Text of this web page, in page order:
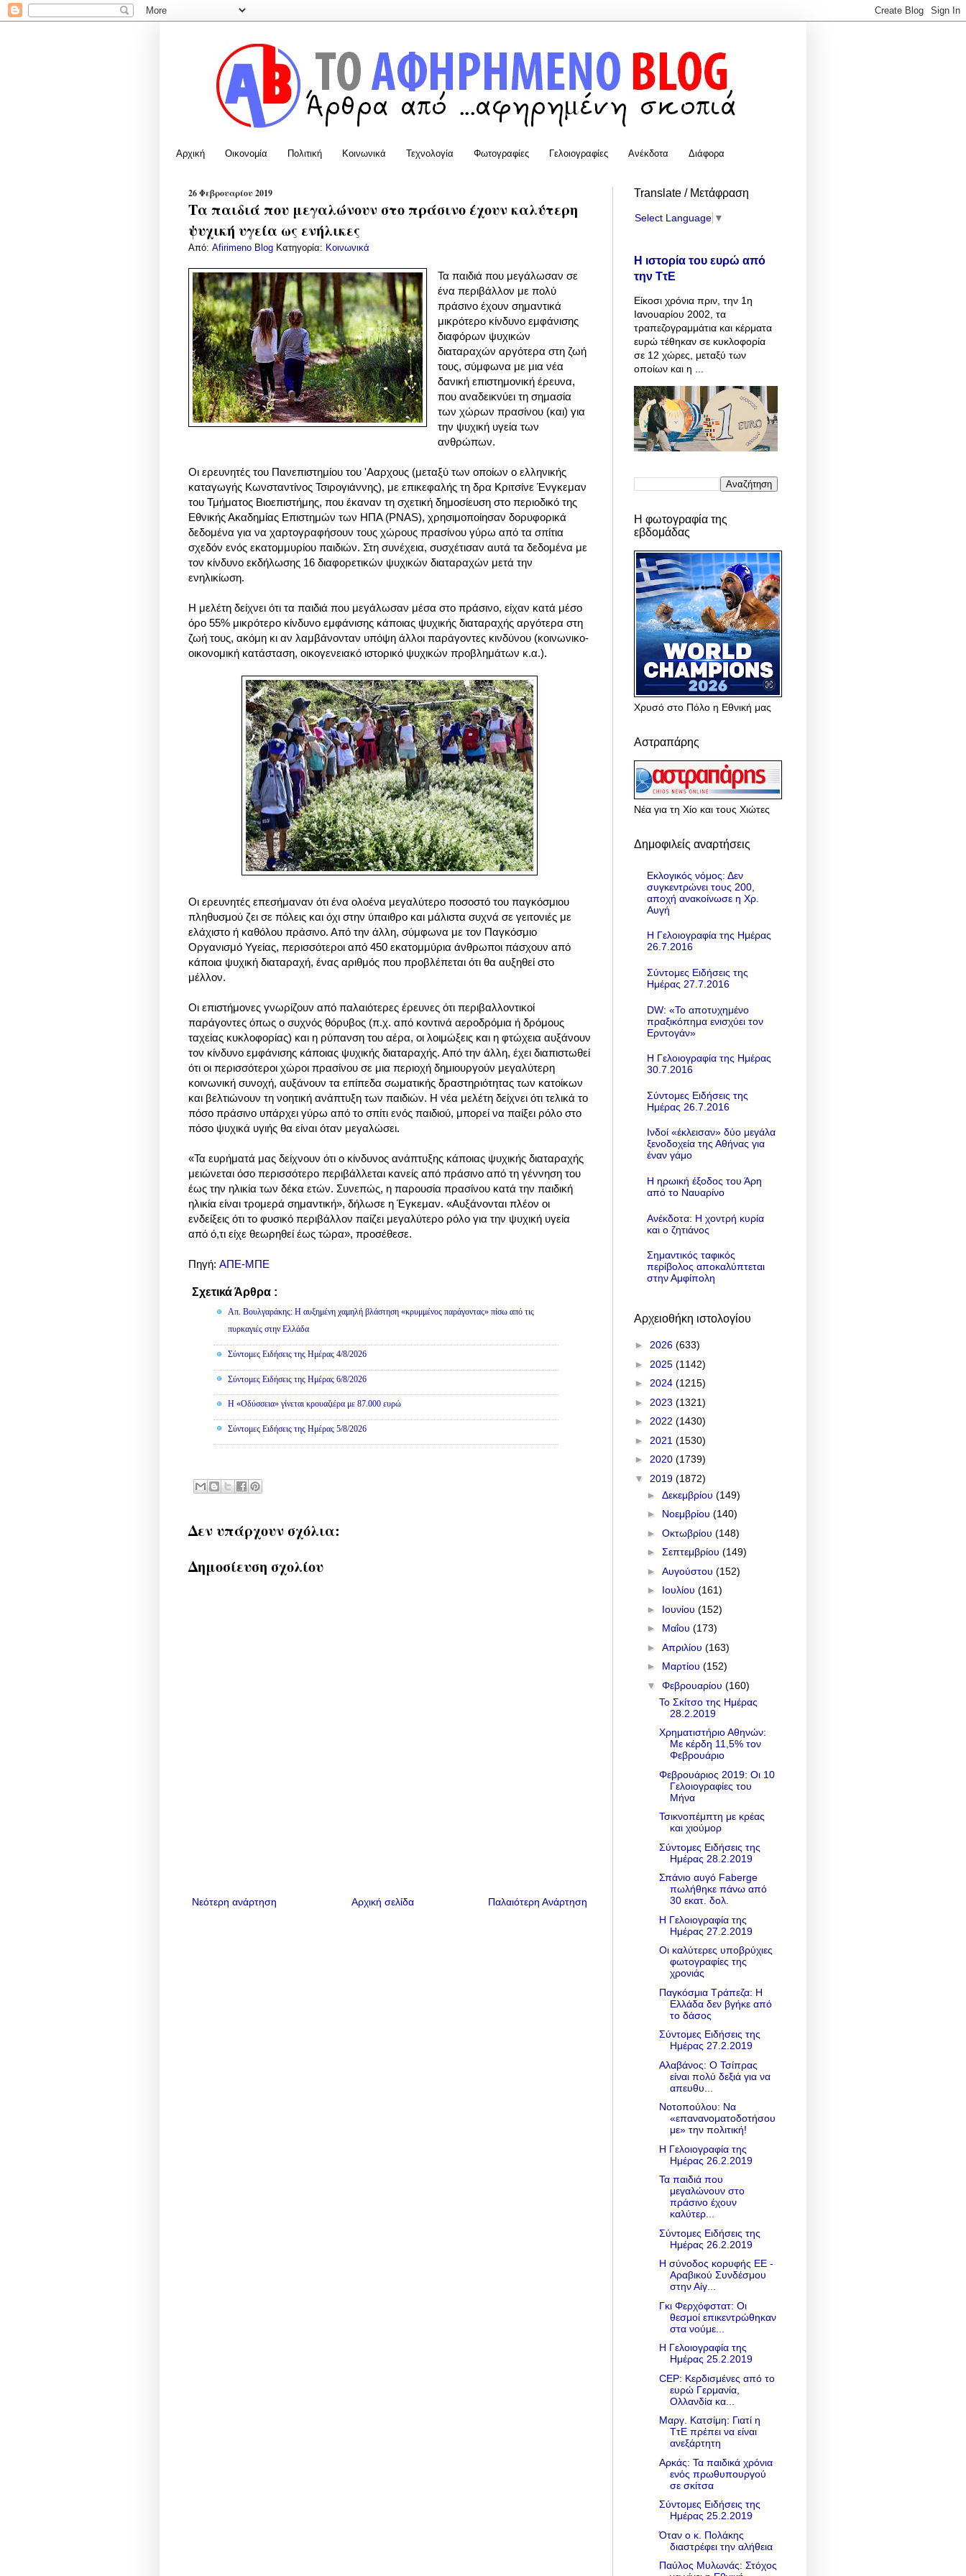
Αρχική Οικονομία Πολιτική Κοινωνικά Τεχνολογία Φωτογραφίες Γελοιογραφίες Ανέκδοτα Διάφορα
26 Φεβρουαρίου 2019
Τα παιδιά που μεγαλώνουν στο πράσινο έχουν καλύτερη
ψυχική υγεία ως ενήλικες
Από: Afirimeno Blog Κατηγορία: Κοινωνικά
Τα παιδιά που μεγάλωσαν σε
ένα περιβάλλον με πολύ
πράσινο έχουν σημαντικά
μικρότερο κίνδυνο εμφάνισης
διαφόρων ψυχικών
διαταραχών αργότερα στη ζωή
τους, σύμφωνα με μια νέα
δανική επιστημονική έρευνα,
που αναδεικνύει τη σημασία
των χώρων πρασίνου (και) για
την ψυχική υγεία των
ανθρώπων.
Οι ερευνητές του Πανεπιστημίου του 'Ααρχους (μεταξύ των οποίων ο ελληνικής
καταγωγής Κωνσταντίνος Τσιρογιάννης), με επικεφαλής τη δρα Κριτσίνε Ένγκεμαν
του Τμήματος Βιοεπιστήμης, που έκαναν τη σχετική δημοσίευση στο περιοδικό της
Εθνικής Ακαδημίας Επιστημών των ΗΠΑ (PNAS), χρησιμοποίησαν δορυφορικά
δεδομένα για να χαρτογραφήσουν τους χώρους πρασίνου γύρω από τα σπίτια
σχεδόν ενός εκατομμυρίου παιδιών. Στη συνέχεια, συσχέτισαν αυτά τα δεδομένα με
τον κίνδυνο εκδήλωσης 16 διαφορετικών ψυχικών διαταραχών μετά την
ενηλικίωση.
Η μελέτη δείχνει ότι τα παιδιά που μεγάλωσαν μέσα στο πράσινο, είχαν κατά μέσο
όρο 55% μικρότερο κίνδυνο εμφάνισης κάποιας ψυχικής διαταραχής αργότερα στη
ζωή τους, ακόμη κι αν λαμβάνονταν υπόψη άλλοι παράγοντες κινδύνου (κοινωνικο-
οικονομική κατάσταση, οικογενειακό ιστορικό ψυχικών προβλημάτων κ.α.).
Οι ερευνητές επεσήμαναν ότι ένα ολοένα μεγαλύτερο ποσοστό του παγκόσμιου
πληθυσμού ζει σε πόλεις και όχι στην ύπαιθρο και μάλιστα συχνά σε γειτονιές με
ελάχιστο ή καθόλου πράσινο. Από την άλλη, σύμφωνα με τον Παγκόσμιο
Οργανισμό Υγείας, περισσότεροι από 450 εκατομμύρια άνθρωποι πάσχουν από
κάποια ψυχική διαταραχή, ένας αριθμός που προβλέπεται ότι θα αυξηθεί στο
μέλλον.
Οι επιστήμονες γνωρίζουν από παλαιότερες έρευνες ότι περιβαλλοντικοί
παράγοντες όπως ο συχνός θόρυβος (π.χ. από κοντινά αεροδρόμια ή δρόμους
ταχείας κυκλοφορίας) και η ρύπανση του αέρα, οι λοιμώξεις και η φτώχεια αυξάνουν
τον κίνδυνο εμφάνισης κάποιας ψυχικής διαταραχής. Από την άλλη, έχει διαπιστωθεί
ότι οι περισσότεροι χώροι πρασίνου σε μια περιοχή δημιουργούν μεγαλύτερη
κοινωνική συνοχή, αυξάνουν τα επίπεδα σωματικής δραστηριότητας των κατοίκων
και βελτιώνουν τη νοητική ανάπτυξη των παιδιών. Η νέα μελέτη δείχνει ότι τελικά το
πόσο πράσινο υπάρχει γύρω από το σπίτι ενός παιδιού, μπορεί να παίξει ρόλο στο
πόσο ψυχικά υγιής θα είναι όταν μεγαλώσει.
«Τα ευρήματά μας δείχνουν ότι ο κίνδυνος ανάπτυξης κάποιας ψυχικής διαταραχής
μειώνεται όσο περισσότερο περιβάλλεται κανείς από πράσινο από τη γέννηση του
έως την ηλικία των δέκα ετών. Συνεπώς, η παρουσία πρασίνου κατά την παιδική
ηλικία είναι τρομερά σημαντική», δήλωσε η Έγκεμαν. «Αυξάνονται πλέον οι
ενδείξεις ότι το φυσικό περιβάλλον παίζει μεγαλύτερο ρόλο για την ψυχική υγεία
από ό,τι είχε θεωρηθεί έως τώρα», προσέθεσε.
Πηγή: ΑΠΕ-ΜΠΕ
Σχετικά Άρθρα :
Απ. Βουλγαράκης: Η αυξημένη χαμηλή βλάστηση «κρυμμένος παράγοντας» πίσω από τις
πυρκαγιές στην Ελλάδα
Σύντομες Ειδήσεις της Ημέρας 4/8/2026
Σύντομες Ειδήσεις της Ημέρας 6/8/2026
Η «Οδύσσεια» γίνεται κρουαζιέρα με 87.000 ευρώ
Σύντομες Ειδήσεις της Ημέρας 5/8/2026
Δεν υπάρχουν σχόλια:
Δημοσίευση σχολίου
Νεότερη ανάρτηση Παλαιότερη Ανάρτηση
Αρχική σελίδα
Translate / Μετάφραση
Select Language ▼
Η ιστορία του ευρώ από
την ΤτΕ
Είκοσι χρόνια πριν, την 1η
Ιανουαρίου 2002, τα
τραπεζογραμμάτια και κέρματα
ευρώ τέθηκαν σε κυκλοφορία
σε 12 χώρες, μεταξύ των
οποίων και η ...
Η φωτογραφία της
εβδομάδας
Χρυσό στο Πόλο η Εθνική μας
Αστραπάρης
Νέα για τη Χίο και τους Χιώτες
Δημοφιλείς αναρτήσεις
Εκλογικός νόμος: Δεν
συγκεντρώνει τους 200,
αποχή ανακοίνωσε η Χρ.
Αυγή
Η Γελοιογραφία της Ημέρας
26.7.2016
Σύντομες Ειδήσεις της
Ημέρας 27.7.2016
DW: «To αποτυχημένο
πραξικόπημα ενισχύει τον
Ερντογάν»
Η Γελοιογραφία της Ημέρας
30.7.2016
Σύντομες Ειδήσεις της
Ημέρας 26.7.2016
Ινδοί «έκλεισαν» δύο μεγάλα
ξενοδοχεία της Αθήνας για
έναν γάμο
Η ηρωική έξοδος του Άρη
από το Ναυαρίνο
Ανέκδοτα: Η χοντρή κυρία
και ο ζητιάνος
Σημαντικός ταφικός
περίβολος αποκαλύπτεται
στην Αμφίπολη
Αρχειοθήκη ιστολογίου
► 2026 (633)
► 2025 (1142)
► 2024 (1215)
► 2023 (1321)
► 2022 (1430)
► 2021 (1530)
► 2020 (1739)
▼ 2019 (1872)
► Δεκεμβρίου (149)
► Νοεμβρίου (140)
► Οκτωβρίου (148)
► Σεπτεμβρίου (149)
► Αυγούστου (152)
► Ιουλίου (161)
► Ιουνίου (152)
► Μαΐου (173)
► Απριλίου (163)
► Μαρτίου (152)
▼ Φεβρουαρίου (160)
Το Σκίτσο της Ημέρας
28.2.2019
Χρηματιστήριο Αθηνών:
Με κέρδη 11,5% τον
Φεβρουάριο
Φεβρουάριος 2019: Οι 10
Γελοιογραφίες του
Μήνα
Τσικνοπέμπτη με κρέας
και χιούμορ
Σύντομες Ειδήσεις της
Ημέρας 28.2.2019
Σπάνιο αυγό Faberge
πωλήθηκε πάνω από
30 εκατ. δολ.
Η Γελοιογραφία της
Ημέρας 27.2.2019
Οι καλύτερες υποβρύχιες
φωτογραφίες της
χρονιάς
Παγκόσμια Τράπεζα: Η
Ελλάδα δεν βγήκε από
το δάσος
Σύντομες Ειδήσεις της
Ημέρας 27.2.2019
Αλαβάνος: Ο Τσίπρας
είναι πολύ δεξιά για να
απευθυ...
Νοτοπούλου: Να
«επανανοματοδοτήσου
με» την πολιτική!
Η Γελοιογραφία της
Ημέρας 26.2.2019
Τα παιδιά που
μεγαλώνουν στο
πράσινο έχουν
καλύτερ...
Σύντομες Ειδήσεις της
Ημέρας 26.2.2019
Η σύνοδος κορυφής ΕΕ -
Αραβικού Συνδέσμου
στην Αίγ...
Γκι Φερχόφστατ: Οι
θεσμοί επικεντρώθηκαν
στα νούμε...
Η Γελοιογραφία της
Ημέρας 25.2.2019
CEP: Κερδισμένες από το
ευρώ Γερμανία,
Ολλανδία κα...
Μαργ. Κατσίμη: Γιατί η
ΤτΕ πρέπει να είναι
ανεξάρτητη
Αρκάς: Τα παιδικά χρόνια
ενός πρωθυπουργού
σε σκίτσα
Σύντομες Ειδήσεις της
Ημέρας 25.2.2019
Όταν ο κ. Πολάκης
διαστρέφει την αλήθεια
Παύλος Μυλωνάς: Στόχος